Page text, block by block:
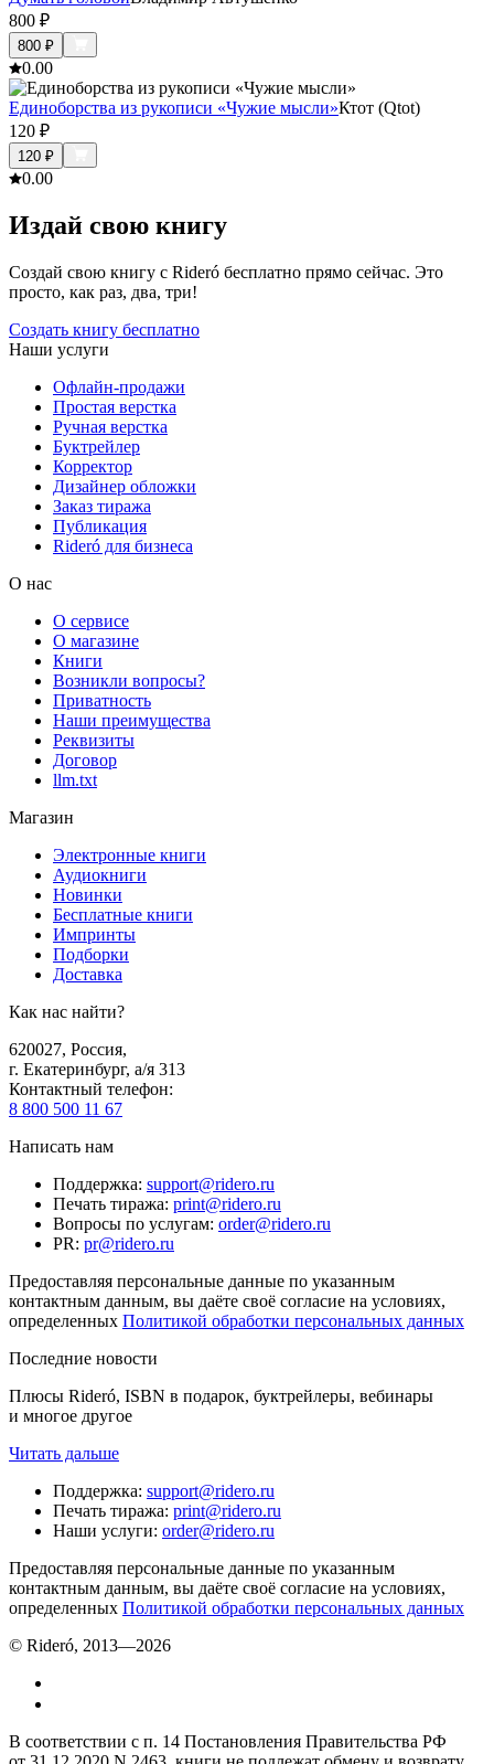
800 ₽
800 ₽
0.00
Единоборства из рукописи «Чужие мысли»Ктот (Qtot)
120 ₽
120 ₽
0.00
Издай свою книгу
Создай свою книгу с Rideró бесплатно прямо сейчас. Это
просто, как раз, два, три!
Создать книгу бесплатно
Наши услуги
Офлайн-продажи
Простая верстка
Ручная верстка
Буктрейлер
Корректор
Дизайнер обложки
Заказ тиража
Публикация
Rideró для бизнеса
О нас
О сервисе
О магазине
Книги
Возникли вопросы?
Приватность
Наши преимущества
Реквизиты
Договор
llm.txt
Магазин
Электронные книги
Аудиокниги
Новинки
Бесплатные книги
Импринты
Подборки
Доставка
Как нас найти?
620027, Россия,
г. Екатеринбург, а/я 313
Контактный телефон:
8 800 500 11 67
Написать нам
Поддержка: support@ridero.ru
Печать тиража: print@ridero.ru
Вопросы по услугам: order@ridero.ru
PR: pr@ridero.ru
Предоставляя персональные данные по указанным
контактным данным, вы даёте своё согласие на условиях,
определенных Политикой обработки персональных данных
Последние новости
Плюсы Rideró, ISBN в подарок, буктрейлеры, вебинары
и многое другое
Читать дальше
Поддержка: support@ridero.ru
Печать тиража: print@ridero.ru
Наши услуги: order@ridero.ru
Предоставляя персональные данные по указанным
контактным данным, вы даёте своё согласие на условиях,
определенных Политикой обработки персональных данных
© Rideró, 2013—2026
В соответствии с п. 14 Постановления Правительства РФ